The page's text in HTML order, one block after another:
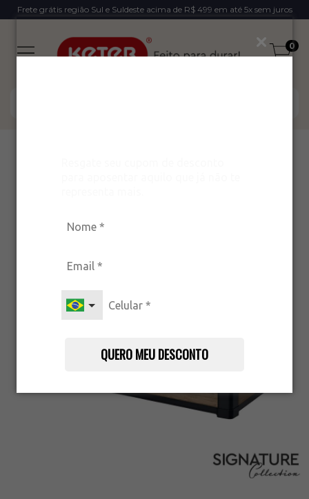
QUERO MEU DESCONTO
Frete grátis região Sul e Suldeste acima de R$ 499 em até 5x sem juros
0